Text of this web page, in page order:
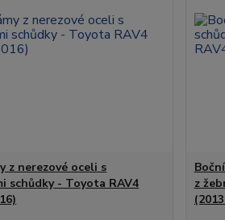
z nerezové oceli s
schůdky - Toyota RAV4
z